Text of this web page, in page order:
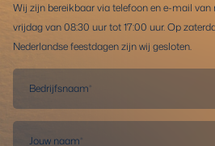
Wij zijn bereikbaar via telefoon en e-mail
vrijdag van 08:30 uur tot 17:00 uur. Op
Nederlandse feestdagen zijn wij gesloten.
Bedrijfsnaam*
Jouw naam*